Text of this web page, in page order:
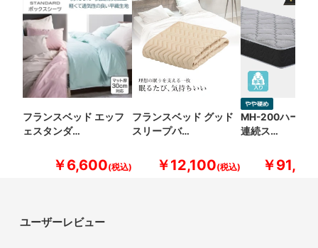
フランスベッド エッフ
ェスタンダ…
￥6,600
フランスベッド グッド
スリープバ…
￥12,100
MH-200ハード
連続ス…
￥
ユーザーレビュー